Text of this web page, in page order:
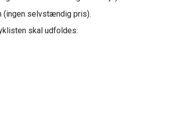
(ingen selvstændig pris).
skal udfoldes: